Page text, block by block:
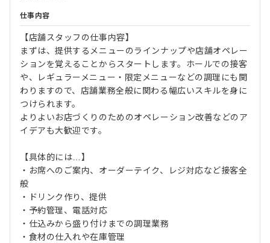
仕事内容
【店舗スタッフの仕事内容】
まずは、提供するメニューのラインナップや店舗オペレー
ションを覚えることからスタートします。ホールでの接客
や、レギュラーメニュー・限定メニューなどの調理にも関
わりますので、店舗業務全般に関わる幅広いスキルを身に
つけられます。
よりよいお店づくりのためのオペレーション改善などのア
イデアも大歓迎です。
【具体的には…】
・お席へのご案内、オーダーテイク、レジ対応など接客全
般
・ドリンク作り、提供
・予約管理、電話対応
・仕込みから盛り付けまでの調理業務
・食材の仕入れや在庫管理